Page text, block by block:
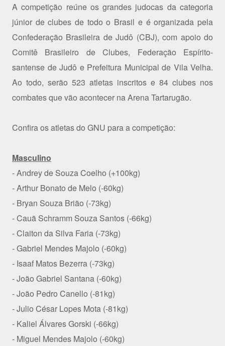
A competição reúne os grandes judocas da categoria
júnior de clubes de todo o Brasil e é organizada pela
Confederação Brasileira de Judô (CBJ), com apoio do
Comitê Brasileiro de Clubes, Federação Espírito-
santense de Judô e Prefeitura Municipal de Vila Velha.
Ao todo, serão 523 atletas inscritos e 84 clubes nos
combates que vão acontecer na Arena Tartarugão.
Confira os atletas do GNU para a competição:
Masculino
- Andrey de Souza Coelho (+100kg)
- Arthur Bonato de Melo (-60kg)
- Bryan Souza Brião (-73kg)
- Cauã Schramm Souza Santos (-66kg)
- Claiton da Silva Faria (-73kg)
- Gabriel Mendes Majolo (-60kg)
- Isaaf Matos Bezerra (-73kg)
- João Gabriel Santana (-60kg)
- João Pedro Canello (-81kg)
- Julio César Lopes Mota (-81kg)
- Kaliel Álvares Gorski (-66kg)
- Miguel Mendes Majolo (-60kg)